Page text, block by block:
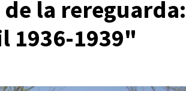
la
1936-1939"